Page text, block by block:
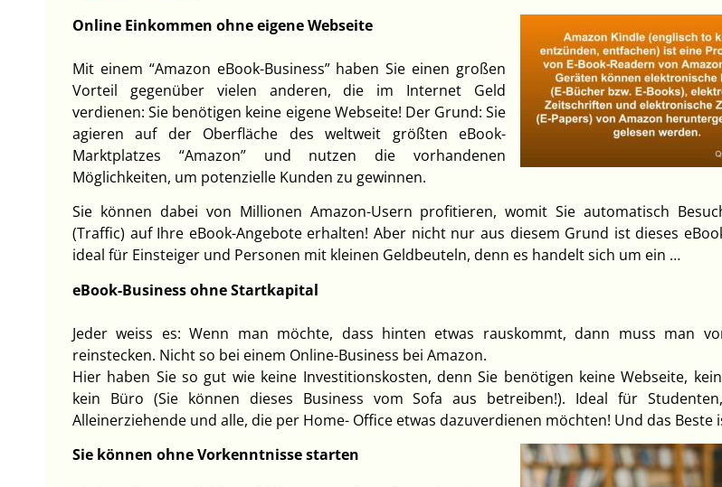
Online Einkommen ohne eigene Webseite
Mit einem “Amazon eBook-Business” haben Sie einen großen
Vorteil gegenüber vielen anderen, die im Internet Geld
verdienen: Sie benötigen keine eigene Webseite! Der Grund: Sie
agieren auf der Oberfläche des weltweit größten eBook-
Marktplatzes “Amazon” und nutzen die vorhandenen
Möglichkeiten, um potenzielle Kunden zu gewinnen.
Sie können dabei von Millionen Amazon-Usern profitieren, womit Sie automatisch
(Traffic) auf Ihre eBook-Angebote erhalten! Aber nicht nur aus diesem Grund ist dieses
ideal für Einsteiger und Personen mit kleinen Geldbeuteln, denn es handelt sich um ein …
eBook-Business ohne Startkapital
Jeder weiss es: Wenn man möchte, dass hinten etwas rauskommt, dann muss man
reinstecken. Nicht so bei einem Online-Business bei Amazon.
Hier haben Sie so gut wie keine Investitionskosten, denn Sie benötigen keine Webseite,
kein Büro (Sie können dieses Business vom Sofa aus betreiben!). Ideal für
Alleinerziehende und alle, die per Home- Office etwas dazuverdienen möchten! Und das Beste
Sie können ohne Vorkenntnisse starten